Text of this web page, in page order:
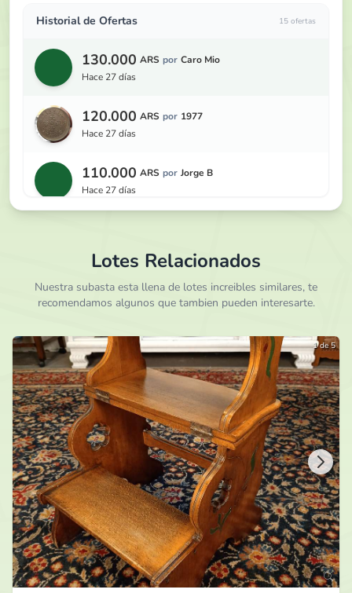
Historial de Ofertas 15 ofertas
130.000 ARS por Caro Mio
hace 27 días
120.000 ARS por 1977
hace 27 días
110.000 ARS por Jorge B
hace 27 días
95.000 ARS por Jorge B
hace 27 días
90.000 ARS
1977
hace 27 días
85.000 ARS por
Jorge B
hace 28 días
80.000 ARS por Gaga Lolu
hace 28 días
75.000 ARS por Caro Mio
hace 28 días
70.000 ARS por Gaga Lolu
hace 29 días
Lotes Relacionados
Nuestra subasta esta llena de lotes increibles similares, te
recomendamos algunos que tambien pueden interesarte.
1 de 5